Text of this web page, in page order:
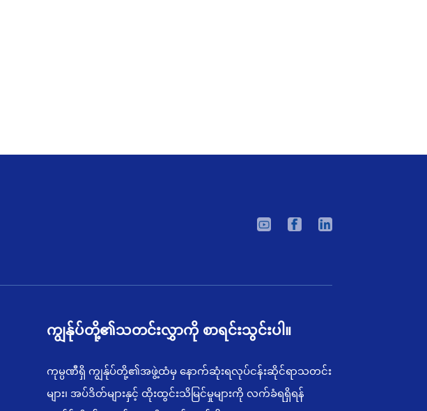
ကျွန်ုပ်တို့၏သတင်းလွှာကို စာရင်းသွင်းပါ။
ကုမ္ပဏီရှိ ကျွန်ုပ်တို့၏အဖွဲ့ထံမှ နောက်ဆုံးရလုပ်ငန်းဆိုင်ရာသတင်း
များ၊ အပ်ဒိတ်များနှင့် ထိုးထွင်းသိမြင်မှုများကို လက်ခံရရှိရန်